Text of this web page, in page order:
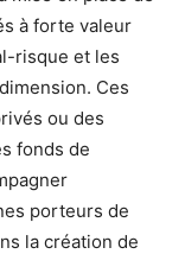
à forte valeur
risque et les
Ces
ou des
fonds de
porteurs de
la création de